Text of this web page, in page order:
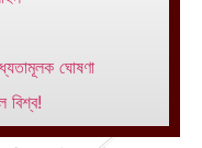
ঘোষণা
বিশ্ব!